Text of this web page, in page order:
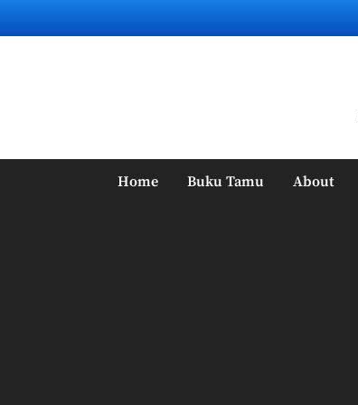
to
Home Buku Tamu About